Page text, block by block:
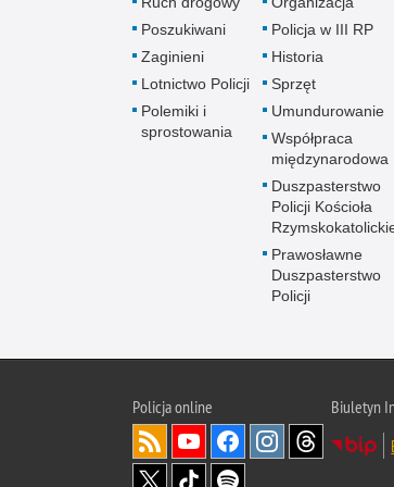
Poszukiwani
Zaginieni
Lotnictwo Policji
Polemiki i
sprostowania
Policja w III RP
Historia
Sprzęt
Umundurowanie
Współpraca
międzynarodowa
Duszpasterstwo
Policji Kościoła
Prawosławne
Duszpasterstwo
Policji
Policjaonline
Biuletyn